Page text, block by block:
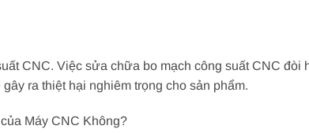
CNC. Việc sửa chữa bo mạch công suất CNC đòi
ra thiệt hại nghiêm trọng cho sản phẩm.
Máy CNC Không?